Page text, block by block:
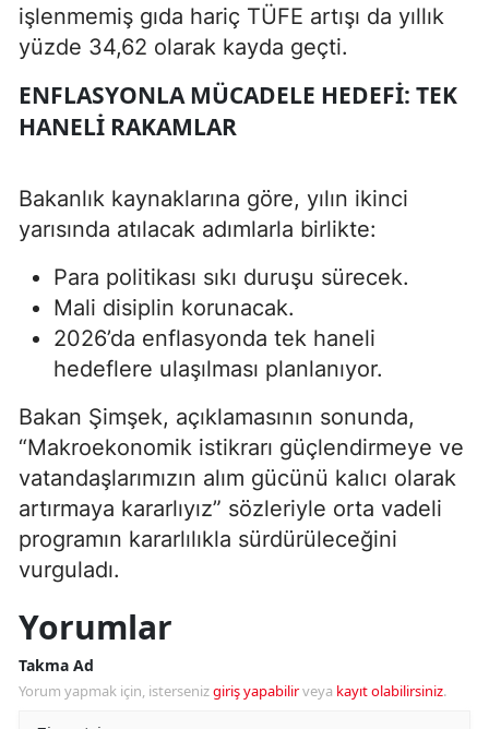
işlenmemiş gıda hariç TÜFE artışı da yıllık
yüzde 34,62 olarak kayda geçti.
ENFLASYONLA MÜCADELE HEDEFI: TEK
HANELI RAKAMLAR
Bakanlık kaynaklarına göre, yılın ikinci
yarısında atılacak adımlarla birlikte:
Para politikası sıkı duruşu sürecek.
Mali disiplin korunacak.
2026’da enflasyonda tek haneli
hedeflere ulaşılması planlanıyor.
Bakan Şimşek, açıklamasının sonunda,
“Makroekonomik istikrarı güçlendirmeye ve
vatandaşlarımızın alım gücünü kalıcı olarak
artırmaya kararlıyız” sözleriyle orta vadeli
programın kararlılıkla sürdürüleceğini
vurguladı.
Yorumlar
Takma Ad
Yorum yapmak için, istersenizgiriş yapabilirveya kayıt olabilirsiniz.